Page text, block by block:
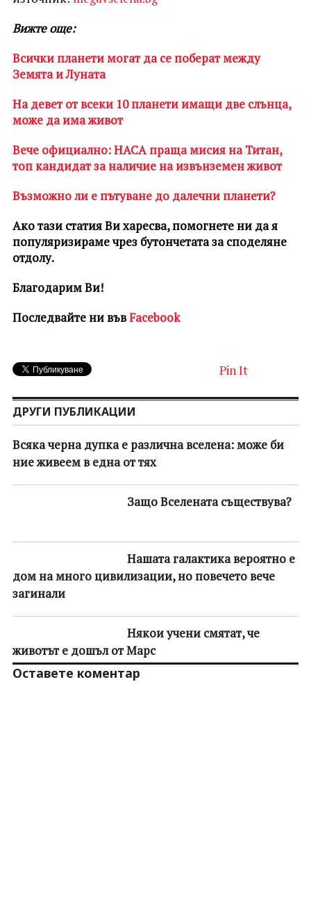
Вижте още:
Всички планети могат да се поберат между
Земята и Луната
На девет от всеки 10 планети имащи две слънца,
може да има живот
Вече официално: НАСА праща мисия на Титан,
топ кандидат за наличие на извънземен живот
Възможно ли е пътуване до далечни планети?
Ако тази статия Ви харесва, помогнете ни да я
популяризираме чрез бутончетата за споделяне
отдолу.
Благодарим Ви!
Последвайте ни въвFacebook
Pin It
ДРУГИ ПУБЛИКАЦИИ
Всяка черна дупка е различна вселена: може би
ние живеем в една от тях
Защо Вселената съществува?
Нашата галактика вероятно е
дом на много цивилизации, но повечето вече
загинали
Някои учени смятат, че
животът е дошъл от Марс
Оставете коментар